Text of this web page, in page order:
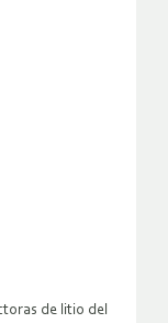
de litio del